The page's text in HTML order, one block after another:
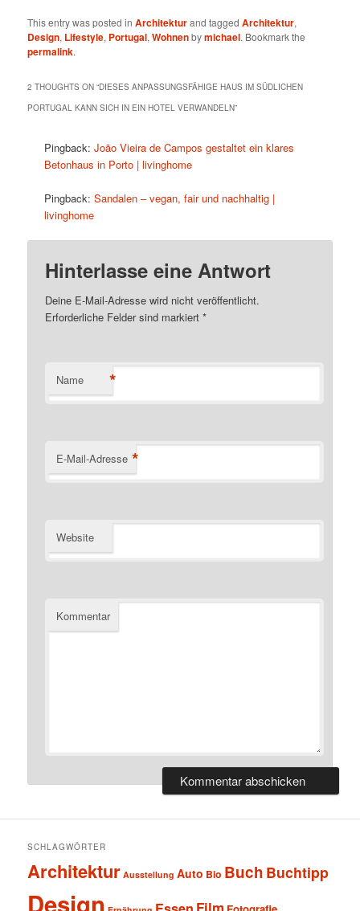
This entry was posted inArchitekturand taggedArchitektur,
Design, Lifestyle, Portugal,Wohnenbymichael. Bookmark the
permalink.
2 THOUGHTS ON “DIESES ANPASSUNGSFÄHIGE HAUS IM SÜDLICHEN
PORTUGAL KANN SICH IN EIN HOTEL VERWANDELN”
Pingback:João Vieira de Campos gestaltet ein klares
Betonhaus in Porto | livinghome
Pingback:Sandalen – vegan, fair und nachhaltig |
livinghome
Hinterlasse eine Antwort
Deine E-Mail-Adresse wird nicht veröffentlicht.
Erforderliche Felder sind markiert*
Name *
E-Mail-Adresse *
Website
Kommentar
SCHLAGWÖRTER
Architektur Ausstellung Auto Bio Buch Buchtipp
Design